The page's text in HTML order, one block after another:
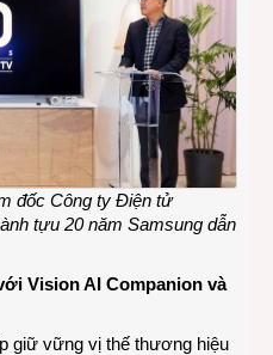
đốc Công ty Điện tử
tựu 20 năm Samsung dẫn
Vision AI Companion và
giữ vững vị thế thương hiệu